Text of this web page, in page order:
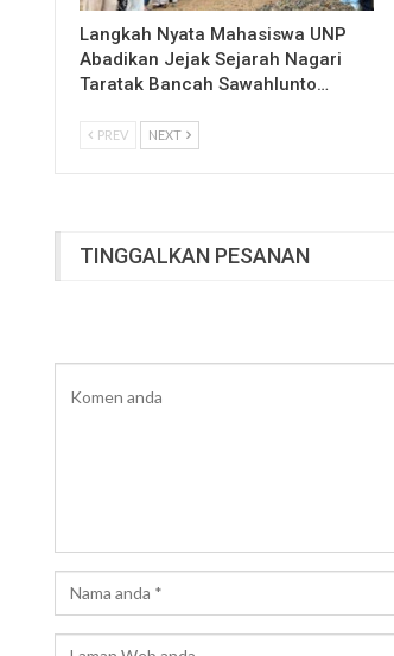
Langkah Nyata Mahasiswa UNP
Abadikan Jejak Sejarah Nagari
Taratak Bancah Sawahlunto…
PREV NEXT
TINGGALKAN PESANAN